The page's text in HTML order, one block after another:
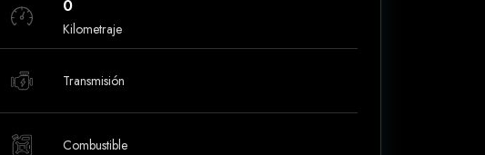
0
Kilometraje
Transmisión
Combustible